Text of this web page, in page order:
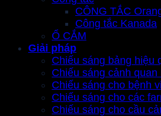
CÔNG TẮC
Công tắc Kanada
Ổ CẮM
Giải pháp
Chiếu sáng bảng hiệu
Chiếu sáng cảnh quan
Chiếu sáng cho bệnh
Chiếu sáng cho các
Chiếu sáng cho cầu